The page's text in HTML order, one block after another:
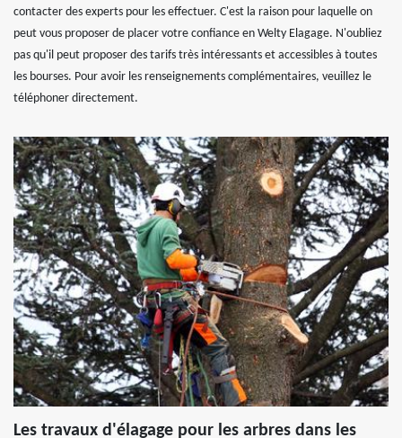
contacter des experts pour les effectuer. C'est la raison pour laquelle on
peut vous proposer de placer votre confiance en Welty Elagage. N'oubliez
pas qu'il peut proposer des tarifs très intéressants et accessibles à toutes
les bourses. Pour avoir les renseignements complémentaires, veuillez le
téléphoner directement.
Les travaux d'élagage pour les arbres dans les